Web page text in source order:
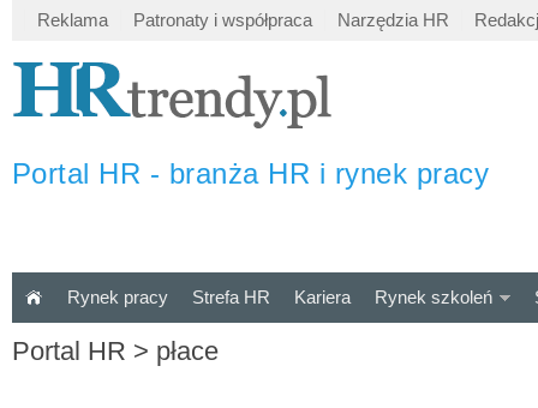
Reklama Patronaty i współpraca Narzędzia HR
Portal HR - branża HR i rynek pracy
Rynek pracy Strefa HR Kariera Rynek szkoleń
Portal HR > płace